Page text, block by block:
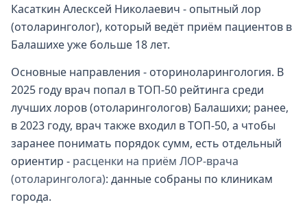
Касаткин Алесксей Николаевич - опытный лор
(отоларинголог), который ведёт приём пациентов в
Балашихе уже больше 18 лет.
Основные направления - оториноларингология. В
2025 году врач попал в ТОП-50 рейтинга среди
лучших лоров (отоларингологов) Балашихи; ранее,
в 2023 году, врач также входил в ТОП-50, а чтобы
заранее понимать порядок сумм, есть отдельный
ориентир - расценки на приём ЛОР-врача
(отоларинголога): данные собраны по клиникам
города.